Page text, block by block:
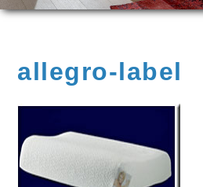
allegro-label